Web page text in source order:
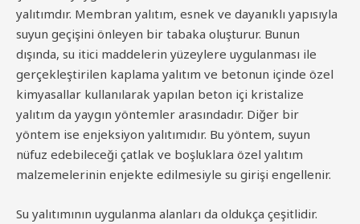
yalıtımdır. Membran yalıtım, esnek ve dayanıklı yapısıyla
suyun geçişini önleyen bir tabaka oluşturur. Bunun
dışında, su itici maddelerin yüzeylere uygulanması ile
gerçekleştirilen kaplama yalıtım ve betonun içinde özel
kimyasallar kullanılarak yapılan beton içi kristalize
yalıtım da yaygın yöntemler arasındadır. Diğer bir
yöntem ise enjeksiyon yalıtımıdır. Bu yöntem, suyun
nüfuz edebileceği çatlak ve boşluklara özel yalıtım
malzemelerinin enjekte edilmesiyle su girişi engellenir.
Su yalıtımının uygulanma alanları da oldukça çeşitlidir.